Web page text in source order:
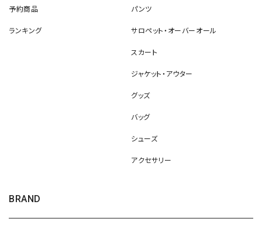
予約商品
ランキング
パンツ
サロペット・オーバーオール
スカート
ジャケット・アウター
グッズ
バッグ
シューズ
アクセサリー
BRAND